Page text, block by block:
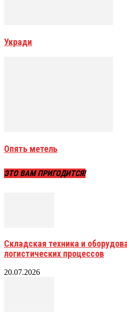
Укради
Опять метель
ЭТО ВАМ ПРИГОДИТСЯ!
Складская техника и
логистических процессов
20.07.2026